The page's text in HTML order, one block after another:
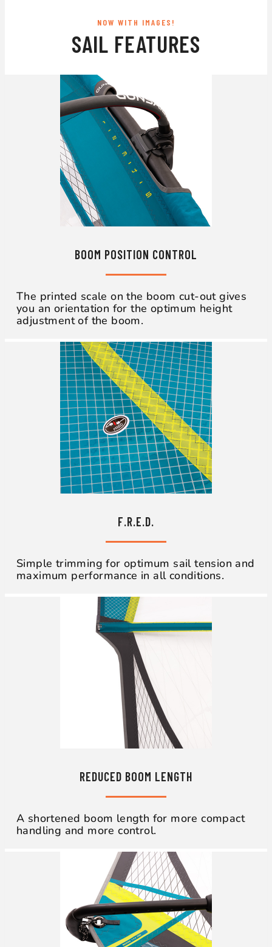
NOW WITH IMAGES!
SAIL FEATURES
BOOM POSITION CONTROL
The printed scale on the boom cut-out gives
you an orientation for the optimum height
adjustment of the boom.
F.R.E.D.
Simple trimming for optimum sail tension and
maximum performance in all conditions.
REDUCED BOOM LENGTH
A shortened boom length for more compact
handling and more control.